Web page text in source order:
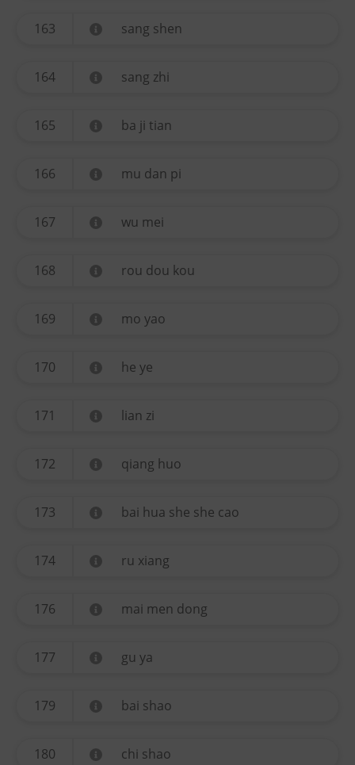
163 sang shen
164 sang zhi
165 ba ji tian
166 mu dan pi
167 wu mei
168 rou dou kou
169 mo yao
170 he ye
171 lian zi
172 qiang huo
173 bai hua she she cao
174 ru xiang
176 mai men dong
177 gu ya
179 bai shao
180 chi shao